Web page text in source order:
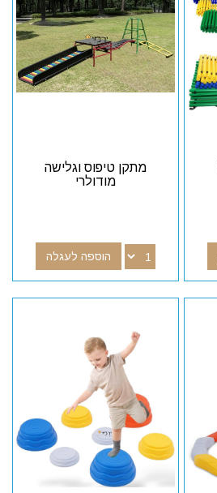
מתקן טיפוס וגלישה
מודולרי
הוספה לעגלה